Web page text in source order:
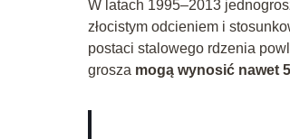
W latach 1995–2013
złocistym odcieniem i
postaci stalowego rdzenia
grosza mogą wynosić nawet